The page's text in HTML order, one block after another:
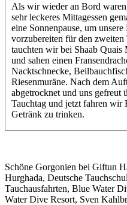
Als wir wieder an Bord
sehr leckeres Mittagessen
eine Sonnenpause, um
vorzubereiten für den zweiten
tauchten wir bei Shaab Quais
und sahen einen
Nacktschnecke,
Riesenmuräne. Nach dem
abgetrocknet und uns gefreut
Tauchtag und jetzt fahren
Getränk zu trinken.
Schöne Gorgonien bei Giftun
Hurghada, Deutsche
Tauchausfahrten, Blue Water
Water Dive Resort, Sven